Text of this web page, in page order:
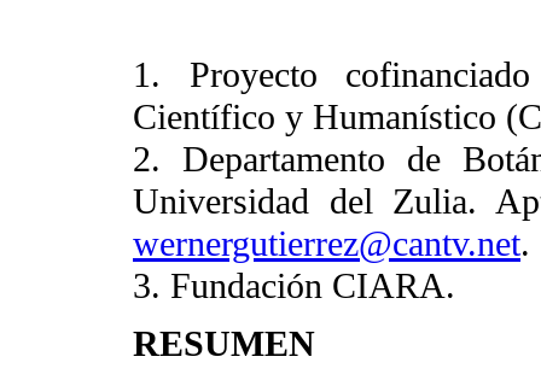
1. Proyecto
Científico y Humanístico
2. Departamento de
Universidad del Zulia.
wernergutierrez@cantv.net.
3. Fundación CIARA.
RESUMEN